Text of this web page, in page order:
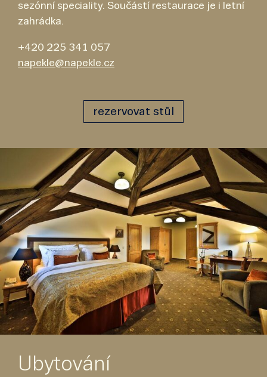
sezónní speciality. Součástí restaurace je i letní
zahrádka.
+420 225 341 057
napekle@napekle.cz
rezervovat stůl
Ubytování